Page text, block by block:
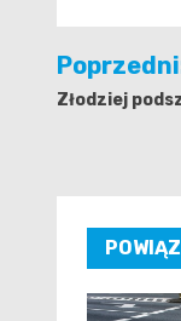
wpisu
Złodziej